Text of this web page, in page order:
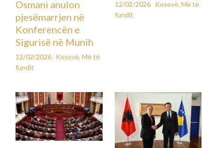
Osmani anulon
pjesëmarrjen në
Konferencën e
Sigurisë në Munih
12/02/2026 Kosovë,Më të
fundit
12/02/2026 Kosovë, Më të
fundit